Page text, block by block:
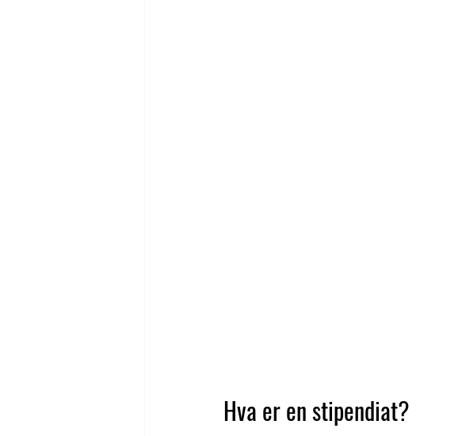
Hva er en stipendiat?